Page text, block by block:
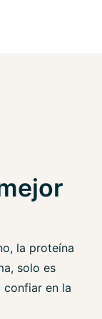
la proteína
solo es
confiar en la